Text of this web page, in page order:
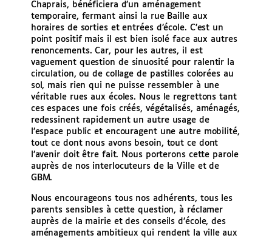
Chaprais, bénéficiera d’un aménagement
temporaire, fermant ainsi la rue Baille aux
horaires de sorties et entrées d’école. C’est un
point positif mais il est bien isolé face aux autres
renoncements. Car, pour les autres, il est
vaguement question de sinuosité pour ralentir la
circulation, ou de collage de pastilles colorées au
sol, mais rien qui ne puisse ressembler à une
véritable rues aux écoles. Nous le regrettons tant
ces espaces une fois créés, végétalisés, aménagés,
redessinent rapidement un autre usage de
l’espace public et encouragent une autre mobilité,
tout ce dont nous avons besoin, tout ce dont
l’avenir doit être fait. Nous porterons cette parole
auprès de nos interlocuteurs de la Ville et de
GBM.
Nous encourageons tous nos adhérents, tous les
parents sensibles à cette question, à réclamer
auprès de la mairie et des conseils d’école, des
aménagements ambitieux qui rendent la ville aux